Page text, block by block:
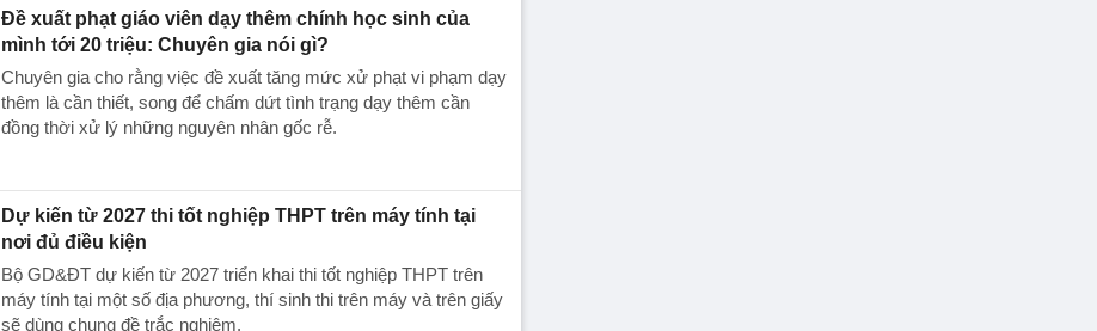
Đề xuất phạt giáo viên dạy thêm chính học sinh của
mình tới 20 triệu: Chuyên gia nói gì?
Chuyên gia cho rằng việc đề xuất tăng mức xử phạt vi phạm dạy
thêm là cần thiết, song để chấm dứt tình trạng dạy thêm cần
đồng thời xử lý những nguyên nhân gốc rễ.
Dự kiến từ 2027 thi tốt nghiệp THPT trên máy tính tại
nơi đủ điều kiện
Bộ GD&ĐT dự kiến từ 2027 triển khai thi tốt nghiệp THPT trên
máy tính tại một số địa phương, thí sinh thi trên máy và trên giấy
sẽ dùng chung đề trắc nghiệm.